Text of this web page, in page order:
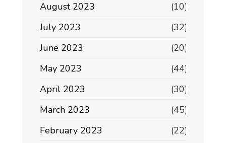
August 2023
(10)
July 2023
(32)
June 2023
(20)
May 2023
(44)
April 2023
(30)
March 2023
(45)
February 2023
(22)